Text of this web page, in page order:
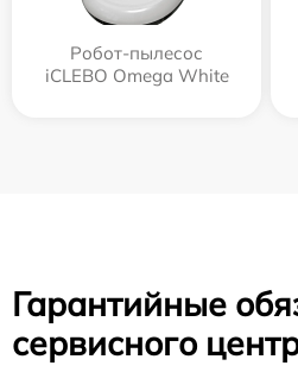
Робот-пылесос
iCLEBO Omega White
Гарантийные
сервисного